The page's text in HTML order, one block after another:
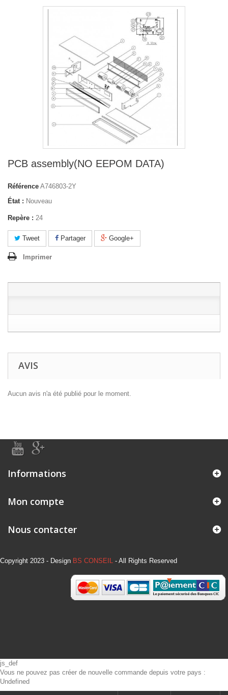
PCB assembly(NO EEPOM DATA)
Référence A746803-2Y
État : Nouveau
Repère : 24
Tweet Partager Google+
Imprimer
AVIS
Aucun avis n'a été publié pour le moment.
Informations
Mon compte
Nous contacter
Copyright 2023 - Design BS CONSEIL - All Rights Reserved
js_def
Vous ne pouvez pas créer de nouvelle commande depuis votre pays :
Undefined